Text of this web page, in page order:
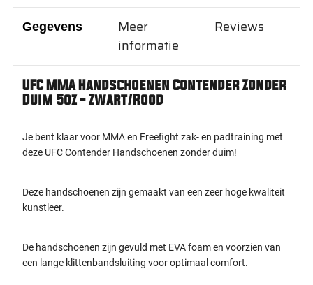
Gegevens
UFC MMA Handschoenen Contender Zonder
Duim 5oz - Zwart/Rood
Je bent klaar voor MMA en Freefight zak- en padtraining met
deze UFC Contender Handschoenen zonder duim!
Deze handschoenen zijn gemaakt van een zeer hoge kwaliteit
kunstleer.
De handschoenen zijn gevuld met EVA foam en voorzien van
een lange klittenbandsluiting voor optimaal comfort.
Meer
informatie
Reviews